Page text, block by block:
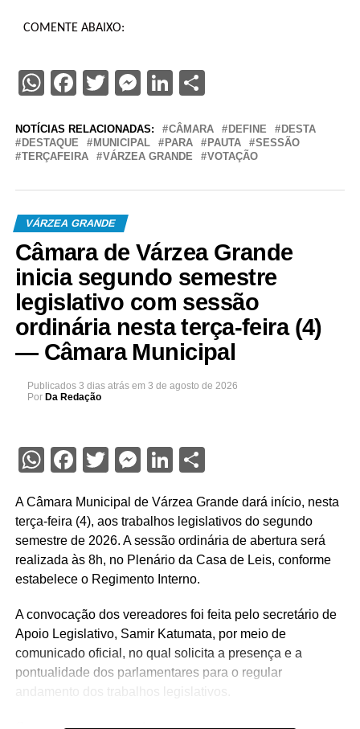
COMENTE ABAIXO:
WhatsApp
Facebook
TwitterMessenger
LinkedIn
NOTÍCIAS RELACIONADAS: CÂMARA DEFINE
DESTA
DESTAQUE
MUNICIPAL PARA PAUTA
SESSÃO
TERÇAFEIRA
VÁRZEA GRANDE VOTAÇÃO
VÁRZEA GRANDE
Câmara de Várzea Grande
inicia segundo semestre
legislativo com sessão
ordinária nesta terça-feira (4)
— Câmara Municipal
Publicados 3 dias atrás em 3 de agosto de 2026
Por Da Redação
WhatsApp
Facebook
TwitterMessenger
LinkedIn
A Câmara Municipal de Várzea Grande dará início, nesta
terça-feira (4), aos trabalhos legislativos do segundo
semestre de 2026. A sessão ordinária de abertura será
realizada às 8h, no Plenário da Casa de Leis, conforme
estabelece o Regimento Interno.
A convocação dos vereadores foi feita pelo secretário de
Apoio Legislativo, Samir Katumata, por meio de
comunicado oficial, no qual solicita a presença e a
pontualidade dos parlamentares para o regular